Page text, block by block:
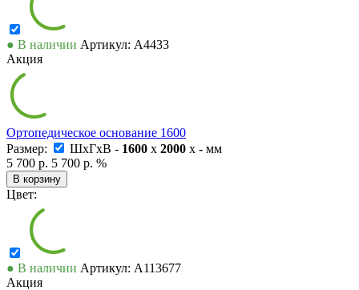
● В наличии Артикул: А4433
Акция
Ортопедическое основание 1600
Размер:
ШxГxВ - 1600 x 2000 x - мм
5 700 р. 5 700 р. %
В корзину
Цвет:
● В наличии Артикул: А113677
Акция